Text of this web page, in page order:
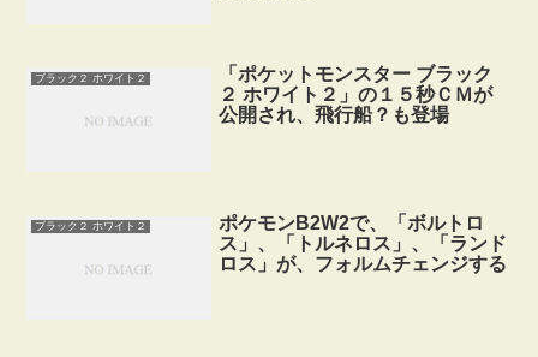
ブラック２ ホワイト２
「ポケットモンスター ブラック
２ ホワイト２」の１５秒ＣＭが
公開され、飛行船？も登場
ブラック２ ホワイト２
ポケモンB2W2で、「ボルトロ
ス」、「トルネロス」、「ランド
ロス」が、フォルムチェンジする